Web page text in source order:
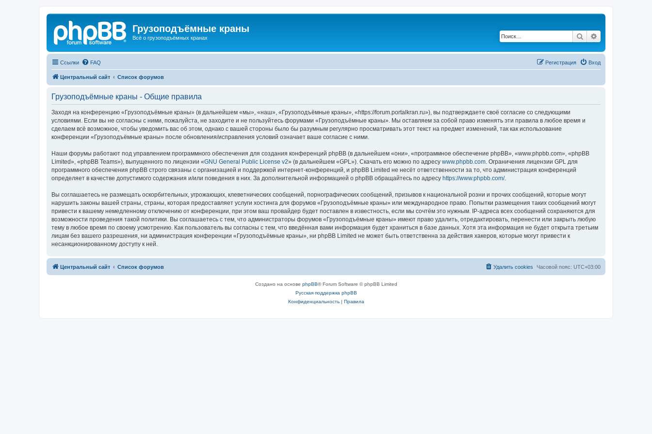
Грузоподъёмные краны
Всё о грузоподъёмных кранах Поиск
Ссылки FAQ Вход
Регистрация
Центральный сайт Список форумов
Грузоподъёмные краны - Общие правила
Заходя на конференцию «Грузоподъёмные краны» (в дальнейшем «мы», «наш», «Грузоподъёмные краны», «https://forum.portalkran.ru»), вы подтверждаете своё согласие со следующими
условиями. Если вы не согласны с ними, пожалуйста, не заходите и не пользуйтесь форумами «Грузоподъёмные краны». Мы оставляем за собой право изменять эти правила в любое время и
сделаем всё возможное, чтобы уведомить вас об этом, однако с вашей стороны было бы разумным регулярно просматривать этот текст на предмет изменений, так как использование
конференции «Грузоподъёмные краны» после обновления/исправления условий означает ваше согласие с ними.
Наши форумы работают под управлением программного обеспечения для создания конференций phpBB (в дальнейшем «они», «программное обеспечение phpBB», «www.phpbb.com», «phpBB
Limited», «phpBB Teams»), выпущенного по лицензии «GNU General Public License v2» (в дальнейшем «GPL»). Скачать его можно по адресу www.phpbb.com . Ограничения лицензии GPL для
программного обеспечения phpBB строго связаны с организацией и поддержкой интернет-конференций, и phpBB Limited не несёт ответственности за то, что администрация конференций
определяет в качестве допустимого содержания и/или поведения в них. За дополнительной информацией о phpBB обращайтесь по адресу https://www.phpbb.com/.
Вы соглашаетесь не размещать оскорбительных, угрожающих, клеветнических сообщений, порнографических сообщений, призывов к национальной розни и прочих сообщений, которые могут
нарушить законы вашей страны, страны, которая предоставляет услуги хостинга для форумов «Грузоподъёмные краны» или международное право. Попытки размещения таких сообщений могут
привести к вашему немедленному отключению от конференции, при этом ваш провайдер будет поставлен в известность, если мы сочтём это нужным. IP-адреса всех сообщений сохраняются для
возможности проведения такой политики. Вы соглашаетесь с тем, что администраторы форумов «Грузоподъёмные краны» имеют право удалить, отредактировать, перенести или закрыть любую
тему в любое время по своему усмотрению. Как пользователь вы согласны с тем, что введённая вами информация будет храниться в базе данных. Хотя эта информация не будет открыта третьим
лицам без вашего разрешения, ни администрация конференции «Грузоподъёмные краны», ни phpBB Limited не может быть ответственна за действия хакеров, которые могут привести к
несанкционированному доступу к ней.
Центральный сайт Список форумов Часовой пояс: UTC+03:00
Удалить cookies
Создано на основе phpBB® Forum Software © phpBB Limited
Русская поддержка phpBB
Конфиденциальность| Правила